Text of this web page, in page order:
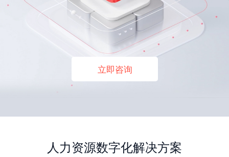
立即咨询
人力资源数字化解决方案